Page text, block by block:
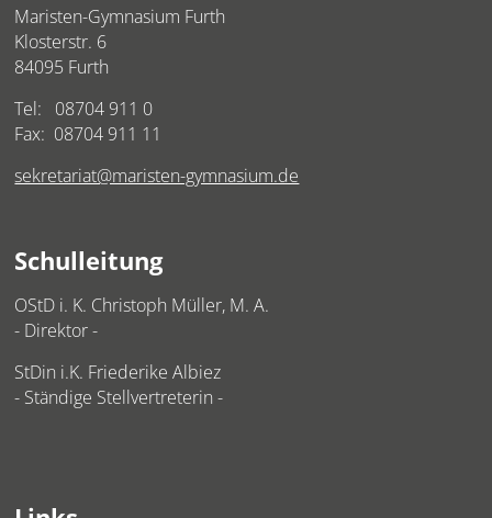
Maristen-Gymnasium Furth
Klosterstr. 6
84095 Furth
Tel: 08704 911 0
Fax: 08704 911 11
sekretariat@maristen-gymnasium.de
Schulleitung
OStD i. K. Christoph Müller, M. A.
- Direktor -
StDin i.K. Friederike Albiez
- Ständige Stellvertreterin -